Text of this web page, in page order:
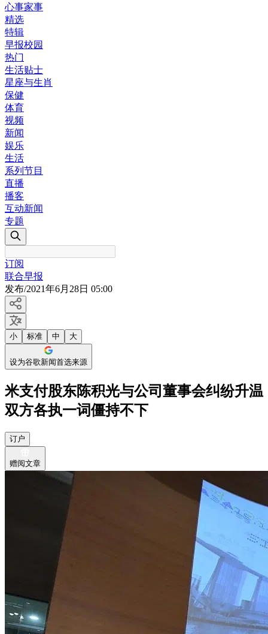
心事家事
精选
特辑
早报校园
热门
生活贴士
星座与生肖
保健
体育
视频
新闻
娱乐
生活
系列节目
直播
播客
互动新闻
专题
订阅
联合早报
发布/2021年6月28日 05:00
小 标准 中 大
设为谷歌新闻首选来源
米支付股东陈积光与公司董事会纠纷升温
双方各执一词僵持不下
订户
赠阅文章